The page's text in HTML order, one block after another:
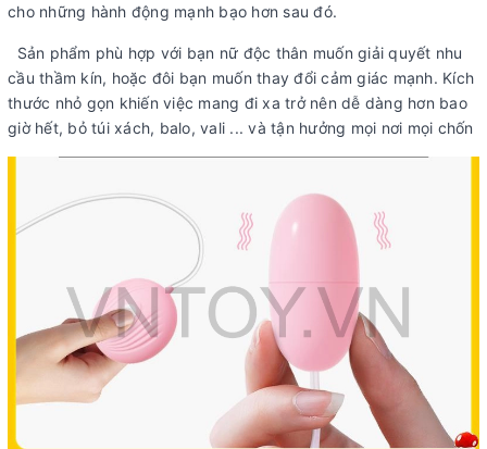
cho những hành động mạnh bạo hơn sau đó.
Sản phẩm phù hợp với bạn nữ độc thân muốn giải quyết nhu
cầu thầm kín, hoặc đôi bạn muốn thay đổi cảm giác mạnh. Kích
thước nhỏ gọn khiến việc mang đi xa trở nên dễ dàng hơn bao
giờ hết, bỏ túi xách, balo, vali ... và tận hưởng mọi nơi mọi chốn